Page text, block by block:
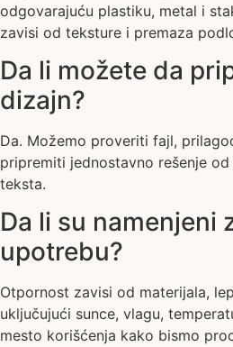
odgovarajuću plastiku, metal i
zavisi od teksture i premaza
Da li možete da
dizajn?
Da. Možemo proveriti fajl,
pripremiti jednostavno rešenje
teksta.
Da li su namenjeni
upotrebu?
Otpornost zavisi od materijala,
uključujući sunce, vlagu,
mesto korišćenja kako bismo